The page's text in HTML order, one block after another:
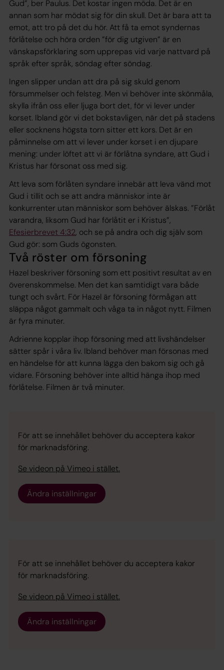
Gud”, ber Paulus. Det kostar ingen möda. Det är en
annan som har mödat sig för din skull. Det är bara att ta
emot, att tro på det du hör. Att få ta emot syndernas
förlåtelse och höra orden ”för dig utgiven” är en
vänskapsförklaring som upprepas vid varje nattvard på
språk efter språk, söndag efter söndag.
Ingen slipper undan att dra på sig skuld genom
försummelser och felsteg. Men vi behöver inte skönmåla,
skylla ifrån oss eller ljuga bort det, för vi lever under
korset. Ibland gör vi det bokstavligen, när det på stadens
eller socknens högsta torn sitter ett kors. Det är en
påminnelse om att vi lever under korset i en djupare
mening: under löftet att vi är förlåtna syndare, att Gud i
Kristus har försonat oss med sig.
Att leva som förlåten syndare innebär att leva vänd mot
Gud i tillit och se att andra människor inte är
konkurrenter utan människor som behöver älskas. ”Förlåt
var­andra, liksom Gud har förlåtit er i Kristus”,
Efesierbrevet 4:32, och se på andra och dig själv som
Gud gör: som Guds ögonsten.
Två röster om försoning
Hazel beskriver försoning som ett positivt resultat av en
överenskommelse. Men det kan samtidigt vara både
tungt och svårt. För Hazel är försoning förmågan att
släppa något gammalt och våga ta in något nytt. Filmen
är fyra minuter.
Adrienne kopplar ihop försoning med att livshändelser
sätter spår i våra liv. Ibland behöver man försonas med
en händelse för att kunna lägga den bakom sig och gå
vidare. Försoning behöver inte alltid hänga ihop med
förlåtelse. Filmen är två minuter.
För att se innehållet behöver du acceptera kakor
för marknadsföring.
Se videon på Vimeo i stället.
Ändra inställningar
För att se innehållet behöver du acceptera kakor
för marknadsföring.
Se videon på Vimeo i stället.
Ändra inställningar